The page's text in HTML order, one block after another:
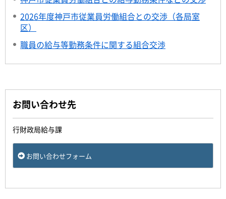
2026年度神戸市従業員労働組合との交渉（各局室
区）
職員の給与等勤務条件に関する組合交渉
お問い合わせ先
行財政局給与課
お問い合わせフォーム